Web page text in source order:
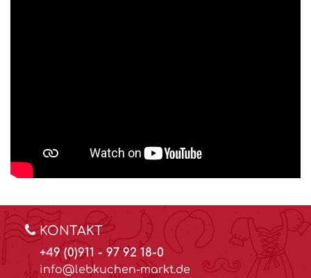
KONTAKT
+49 (0)911 - 97 92 18-0
info@lebkuchen-markt.de